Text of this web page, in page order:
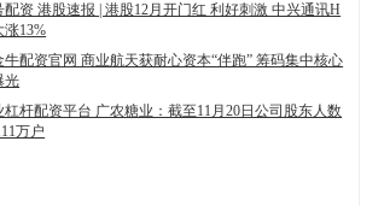
配资 港股速报 | 港股12月开门红 利好刺激 中兴通讯H
涨13%
牛配资官网 商业航天获耐心资本“伴跑” 筹码集中核心
光
杠杆配资平台 广农糖业：截至11月20日公司股东人数
万户